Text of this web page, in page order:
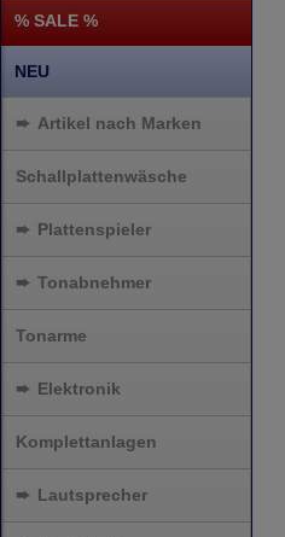
% SALE %
NEU
➨ Artikel nach Marken
Schallplattenwäsche
➨ Plattenspieler
➨ Tonabnehmer
Tonarme
➨ Elektronik
Komplettanlagen
➨ Lautsprecher